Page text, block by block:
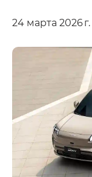
24 марта 2026 г.